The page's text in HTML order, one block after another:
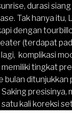
durasi siang
Tak hanya itu,
dengan
(terdapat
komplikasi
tingkat
bulan ditunjukkan
presisinya,
kali koreksi